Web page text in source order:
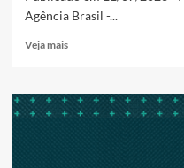
Agência Brasil -...
Veja maisRead
Gilmar
Mendes